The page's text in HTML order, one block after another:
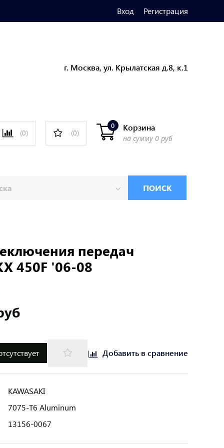
Вход Регистрация
г. Москва, ул. Крылатская д.8, к.1
(0) (0)
Корзина
0
на сумму 0 руб
ПОИСК
передач
450F '06-08
Добавить в сравнение
KAWASAKI
7075-T6 Aluminum
13156-0067